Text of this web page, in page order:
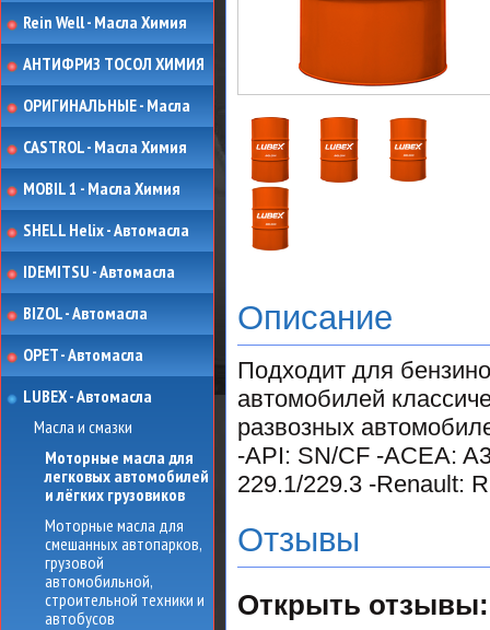
Rein Well - Масла Химия
АНТИФРИЗ ТОСОЛ ХИМИЯ
ОРИГИНАЛЬНЫЕ - Масла
CASTROL - Масла Химия
MOBIL 1 - Масла Химия
SHELL Helix - Автомасла
IDEMITSU - Автомасла
BIZOL - Автомасла
OPET - Автомасла
LUBEX - Автомасла
Масла и смазки
Моторные масла для
легковых автомобилей
и лёгких грузовиков
Моторные масла для
смешанных автопарков,
грузовой
автомобильной,
строительной техники и
автобусов
Описание
Подходит для
автомобилей
развозных
-API: SN/CF -ACEA:
229.1/229.3 -Renault:
Отзывы
Открыть